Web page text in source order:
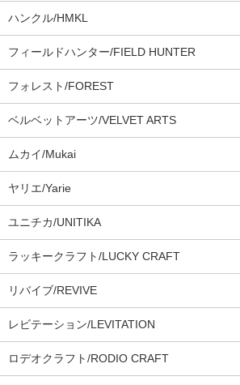
ハンクル/HMKL
フィールドハンター/FIELD HUNTER
フォレスト/FOREST
ベルベットアーツ/VELVET ARTS
ムカイ/Mukai
ヤリエ/Yarie
ユニチカ/UNITIKA
ラッキークラフト/LUCKY CRAFT
リバイブ/REVIVE
レビテーション/LEVITATION
ロデオクラフト/RODIO CRAFT